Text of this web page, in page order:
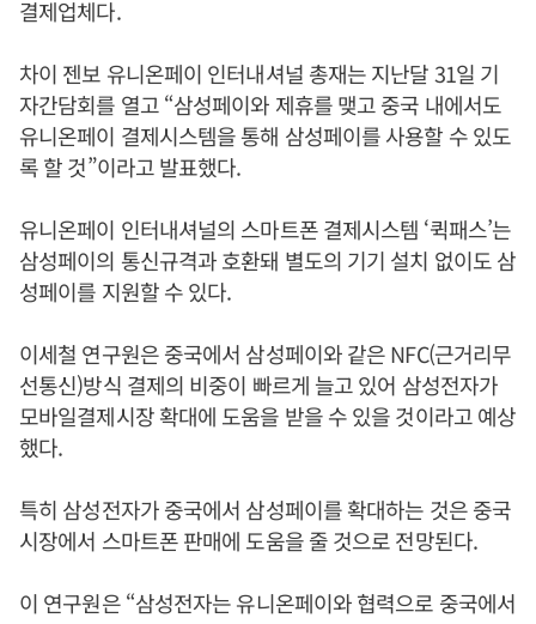
결제업체다.
차이 젠보 유니온페이 인터내셔널 총재는 지난달 31일 기
자간담회를 열고 “삼성페이와 제휴를 맺고 중국 내에서도
유니온페이 결제시스템을 통해 삼성페이를 사용할 수 있도
록 할 것”이라고 발표했다.
유니온페이 인터내셔널의 스마트폰 결제시스템 ‘퀵패스’는
삼성페이의 통신규격과 호환돼 별도의 기기 설치 없이도 삼
성페이를 지원할 수 있다.
이세철 연구원은 중국에서 삼성페이와 같은 NFC(근거리무
선통신)방식 결제의 비중이 빠르게 늘고 있어 삼성전자가
모바일결제시장 확대에 도움을 받을 수 있을 것이라고 예상
했다.
특히 삼성전자가 중국에서 삼성페이를 확대하는 것은 중국
시장에서 스마트폰 판매에 도움을 줄 것으로 전망된다.
이 연구원은 “삼성전자는 유니온페이와 협력으로 중국에서